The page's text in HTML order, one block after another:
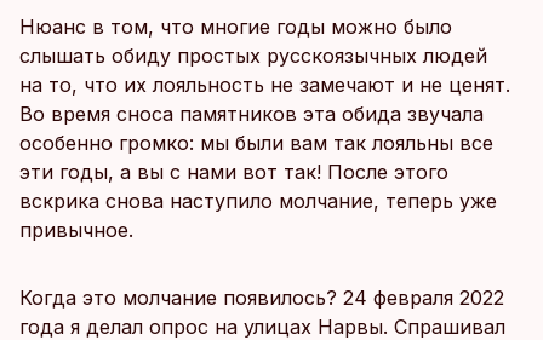
Нюанс в том, что многие годы можно было
слышать обиду простых русскоязычных людей
на то, что их лояльность не замечают и не ценят.
Во время сноса памятников эта обида звучала
особенно громко: мы были вам так лояльны все
эти годы, а вы с нами вот так! После этого
вскрика снова наступило молчание, теперь уже
привычное.
Когда это молчание появилось? 24 февраля 2022
года я делал опрос на улицах Нарвы. Спрашивал